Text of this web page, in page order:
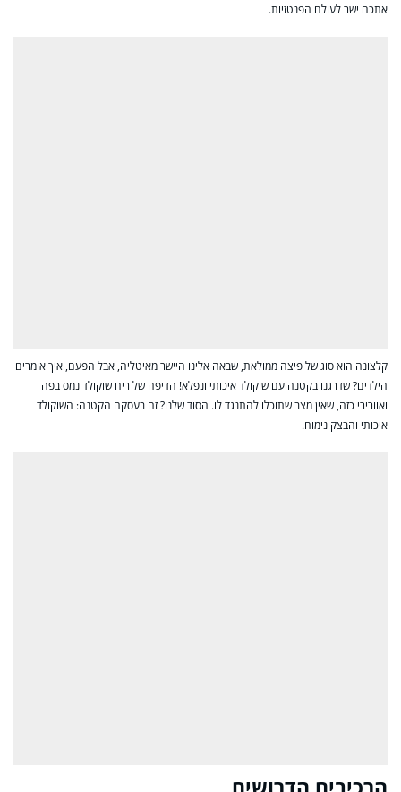
אתכם ישר לעולם הפנטזיות.
קלצונה הוא סוג של פיצה ממולאת, שבאה אלינו היישר מאיטליה, אבל הפעם, איך אומרים
הילדים? שדרגנו בקטנה עם שוקולד איכותי ונפלא! הדיפה של ריח שוקולד נמס בפה
ואוורירי כזה, שאין מצב שתוכלו להתנגד לו. הסוד שלנו? זה בעסקה הקטנה: השוקולד
איכותי והבצק נימוח.